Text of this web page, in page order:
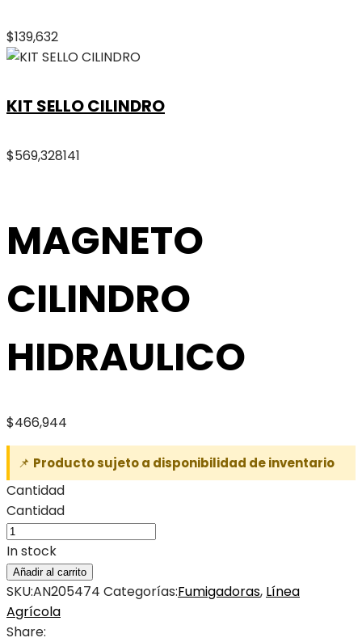
$139,632
KIT SELLO CILINDRO
$569,328141
MAGNETO
CILINDRO
HIDRAULICO
$466,944
📌 Producto sujeto a disponibilidad de inventario
Cantidad
Cantidad
In stock
Añadir al carrito
SKU:AN205474 Categorías:Fumigadoras, Línea
Agrícola
Share: